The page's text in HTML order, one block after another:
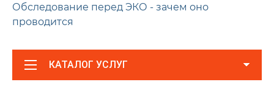
Обследование перед ЭКО - зачем оно
проводится
КАТАЛОГ УСЛУГ